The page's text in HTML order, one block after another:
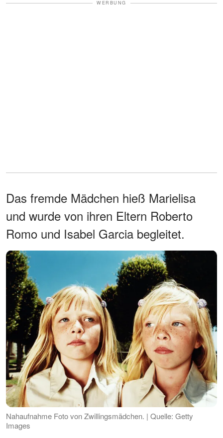
WERBUNG
Das fremde Mädchen hieß Marielisa
und wurde von ihren Eltern Roberto
Romo und Isabel Garcia begleitet.
Nahaufnahme Foto von Zwillingsmädchen. | Quelle: Getty
Images